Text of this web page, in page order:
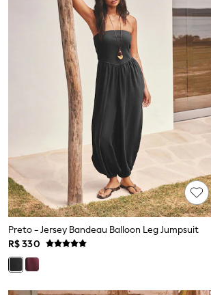
Preto - Jersey Bandeau Balloon Leg Jumpsuit
R$ 330